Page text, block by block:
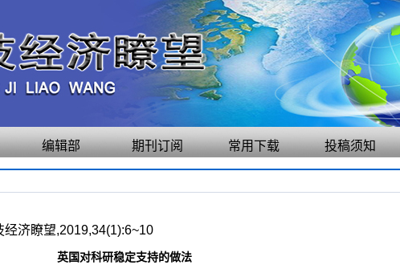
编辑部 期刊订阅 常用下载 投稿须知
济瞭望,2019,34(1):6~10
英国对科研稳定支持的做法